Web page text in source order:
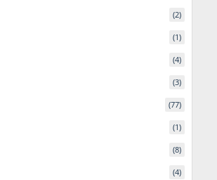
(2)
(1)
(4)
(3)
(77)
(1)
(8)
(4)